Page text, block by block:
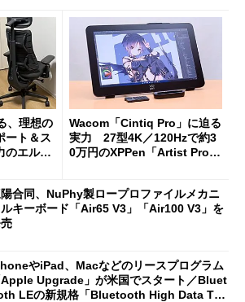
、理想の
ト＆ス
のエルゴ
Wacom「Cintiq Pro」に迫る
実力 27型4K／120Hzで約3
0万円のXPPen「Artist Pro 2
合同、NuPhy製ロープロファイルメカニ
キーボード「Air65 V3」「Air100 V3」を
やiPad、Macなどのリースプログラム
Apple Upgrade」が米国でスタート／Bluet
LEの新規格「Bluetooth High Data Thr